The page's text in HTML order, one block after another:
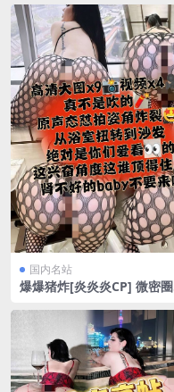
国内名站
爆爆猪炸[炎炎炎CP] 微密圈
5MB]